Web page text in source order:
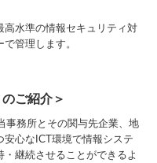
水準の情報セキュリティ対
管理します。
ご紹介＞
事務所とその関与先企業、地
心なICT環境で情報システ
継続させることができるよ